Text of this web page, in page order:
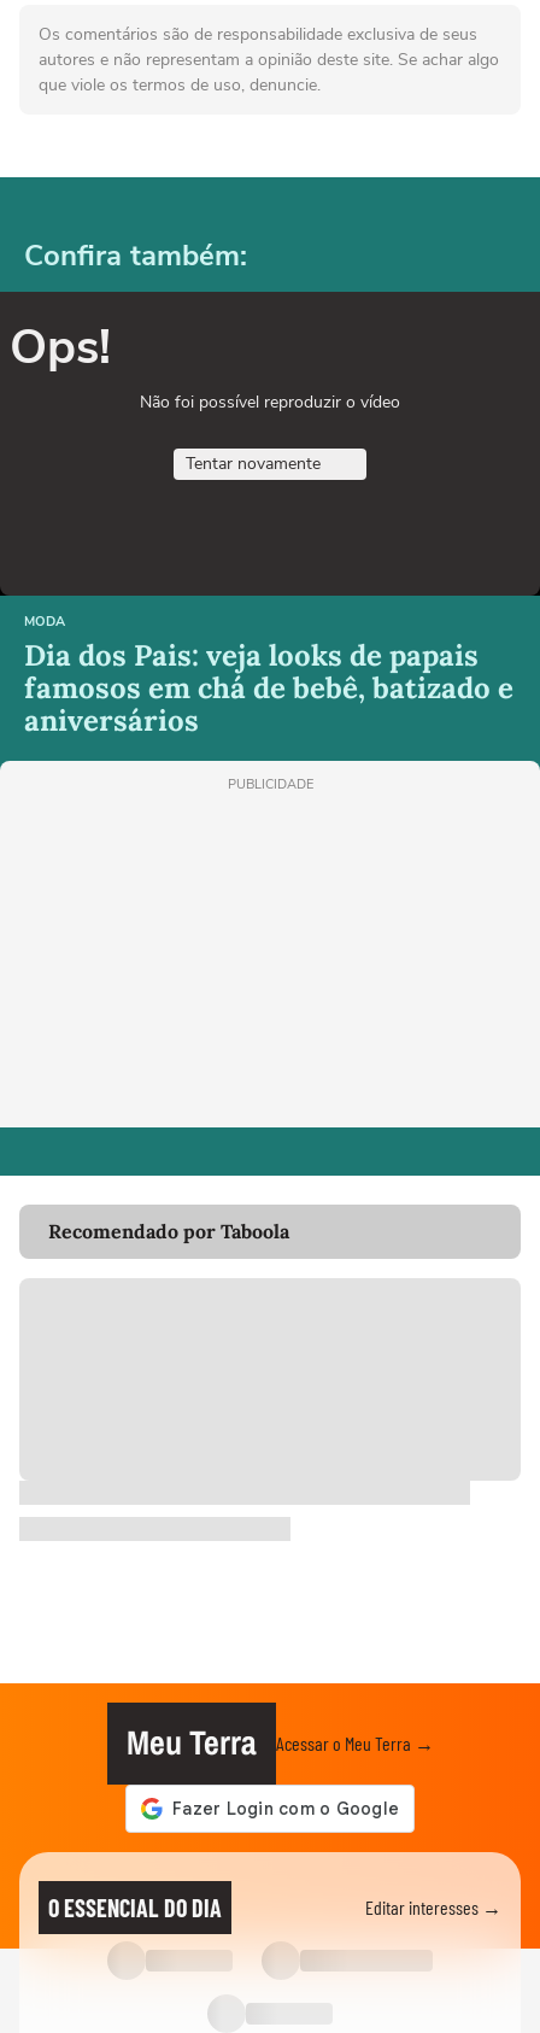
Os comentários são de responsabilidade exclusiva de seus
autores e não representam a opinião deste site. Se achar algo
que viole os termos de uso, denuncie.
Confira também:
Ops!
Não foi possível reproduzir o vídeo
Tentar novamente
MODA
Dia dos Pais: veja looks de papais
famosos em chá de bebê, batizado e
aniversários
PUBLICIDADE
Recomendado por Taboola
Meu Terra Acessar o Meu Terra →
O ESSENCIAL DO DIA Editar interesses →